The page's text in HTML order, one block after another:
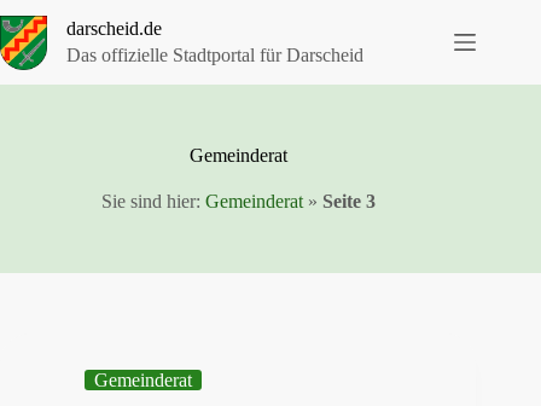
Inhalt
springen
darscheid.de
Das offizielle Stadtportal für Darscheid
Gemeinderat
Sie sind hier: Gemeinderat» Seite 3
Gemeinderat